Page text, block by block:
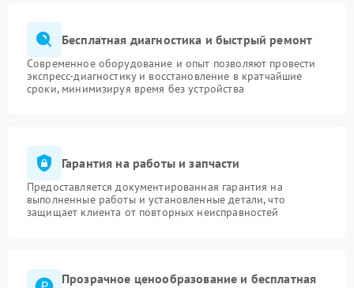
Бесплатная диагностика и быстрый ремонт
Современное оборудование и опыт позволяют провести
экспресс-диагностику и восстановление в кратчайшие
сроки, минимизируя время без устройства
Гарантия на работы и запчасти
Предоставляется документированная гарантия на
выполненные работы и установленные детали, что
защищает клиента от повторных неисправностей
Прозрачное ценообразование и бесплатная